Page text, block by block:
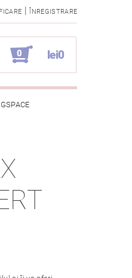
| ÎNREGISTRARE
0 lei0